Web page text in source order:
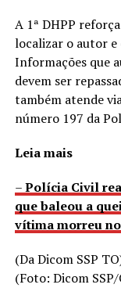
A 1ª DHPP
localizar o autor e
Informações que
devem ser
também atende
número 197 da
Leia mais
–Polícia Civil
que baleou a
vítima morreu
(Da Dicom SSP
(Foto: Dicom